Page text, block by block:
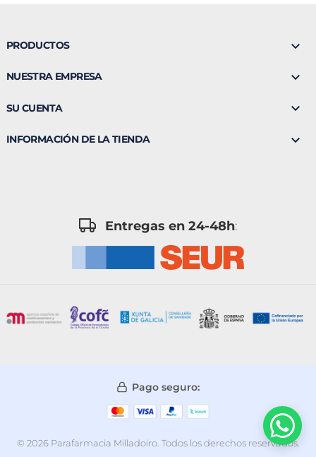
PRODUCTOS 
NUESTRA EMPRESA 
SU CUENTA 
INFORMACIÓN DE LA TIENDA 
Entregas en 24-48h:
Pago seguro:
© 2026 Parafarmacia Milladoiro. Todos los derechos reservados.